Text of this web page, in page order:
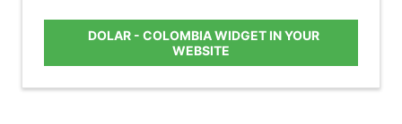
DOLAR - COLOMBIA WIDGET IN YOUR
WEBSITE